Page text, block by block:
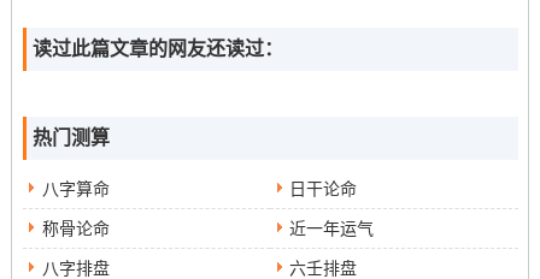
，鸡属相的人需要多参加有氧运动 -健身或瑜伽、以保持身
体健康。
读过此篇文章的网友还读过：
热门测算
八字算命 日干论命
称骨论命 近一年运气
八字排盘 六壬排盘